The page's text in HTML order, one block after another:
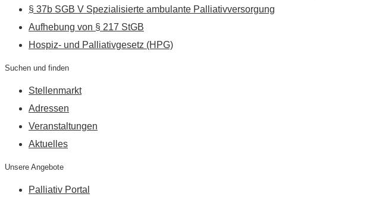
§ 37b SGB V Spezialisierte ambulante Palliativversorgung
Aufhebung von § 217 StGB
Hospiz- und Palliativgesetz (HPG)
Suchen und finden
Stellenmarkt
Adressen
Veranstaltungen
Aktuelles
Unsere Angebote
Palliativ Portal